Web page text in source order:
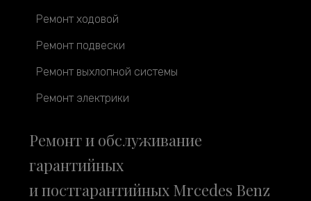
Ремонт ходовой
Ремонт подвески
Ремонт выхлопной системы
Ремонт электрики
Ремонт и обслуживание
гарантийных
и постгарантийных Mrcedes Benz